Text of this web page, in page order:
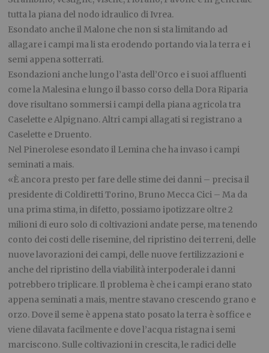
tutta la piana del nodo idraulico di Ivrea.
Esondato anche il Malone che non si sta limitando ad
allagare i campi ma li sta erodendo portando via la terra e i
semi appena sotterrati.
Esondazioni anche lungo l’asta dell’Orco e i suoi affluenti
come la Malesina e lungo il basso corso della Dora Riparia
dove risultano sommersi i campi della piana agricola tra
Caselette e Alpignano. Altri campi allagati si registrano a
Caselette e Druento.
Nel Pinerolese esondato il Lemina che ha invaso i campi
seminati a mais.
«È ancora presto per fare delle stime dei danni – precisa il
presidente di Coldiretti Torino, Bruno Mecca Cici – Ma da
una prima stima, in difetto, possiamo ipotizzare oltre 2
milioni di euro solo di coltivazioni andate perse, ma tenendo
conto dei costi delle risemine, del ripristino dei terreni, delle
nuove lavorazioni dei campi, delle nuove fertilizzazioni e
anche del ripristino della viabilità interpoderale i danni
potrebbero triplicare. Il problema è che i campi erano stato
appena seminati a mais, mentre stavano crescendo grano e
orzo. Dove il seme è appena stato posato la terra è soffice e
viene dilavata facilmente e dove l’acqua ristagna i semi
marciscono. Sulle coltivazioni in crescita, le radici delle